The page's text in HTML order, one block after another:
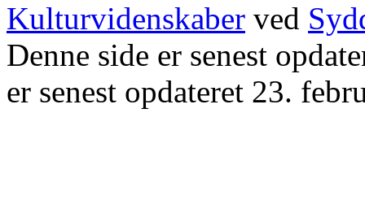
Kulturvidenskaber ved
Denne side er senest
er senest opdateret 23.